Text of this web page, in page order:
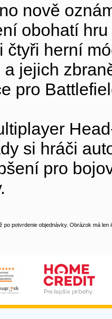
nově
obohatí
čtyři herní
a jejich
pro
si hráči
pro
potvrdenie objednávky. Obrázok má len